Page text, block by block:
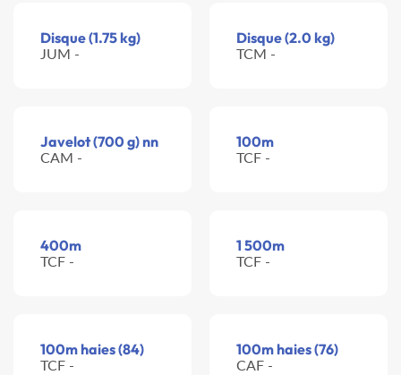
Disque (1.75 kg)
JUM -
Disque (2.0 kg)
TCM -
Javelot (700 g) nn
CAM -
100m
TCF -
400m
TCF -
1 500m
TCF -
100m haies (84)
TCF -
100m haies (76)
CAF -